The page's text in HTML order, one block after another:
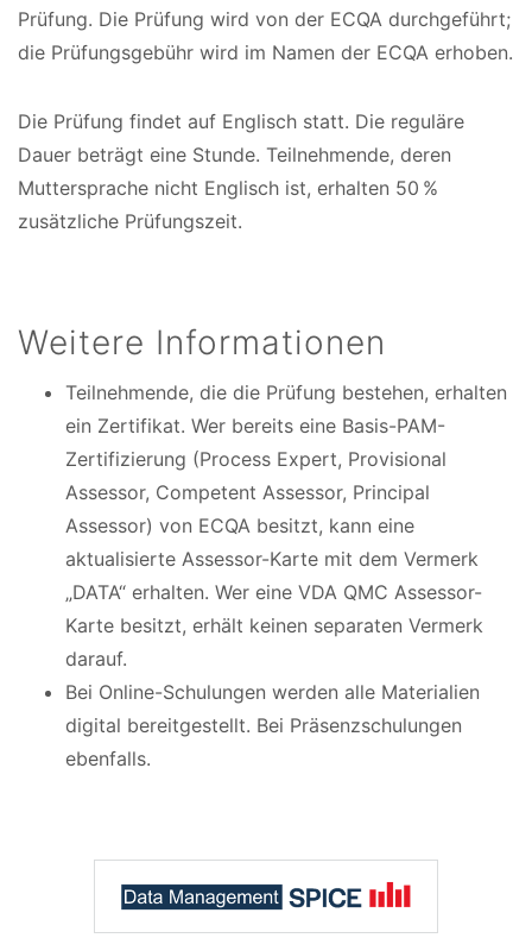
Prüfung. Die Prüfung wird von der ECQA durchgeführt;
die Prüfungsgebühr wird im Namen der ECQA erhoben.
Die Prüfung findet auf Englisch statt. Die reguläre
Dauer beträgt eine Stunde. Teilnehmende, deren
Muttersprache nicht Englisch ist, erhalten 50 %
zusätzliche Prüfungszeit.
Weitere Informationen
Teilnehmende, die die Prüfung bestehen, erhalten
ein Zertifikat. Wer bereits eine Basis-PAM-
Zertifizierung (Process Expert, Provisional
Assessor, Competent Assessor, Principal
Assessor) von ECQA besitzt, kann eine
aktualisierte Assessor-Karte mit dem Vermerk
„DATA“ erhalten. Wer eine VDA QMC Assessor-
Karte besitzt, erhält keinen separaten Vermerk
darauf.
Bei Online-Schulungen werden alle Materialien
digital bereitgestellt. Bei Präsenzschulungen
ebenfalls.